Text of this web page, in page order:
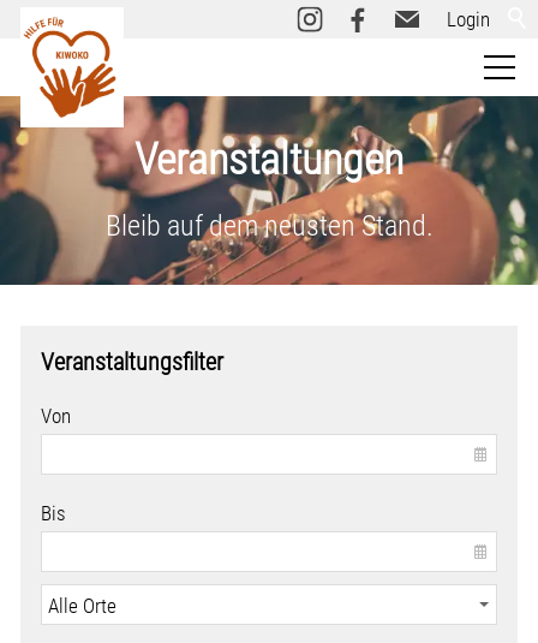
Login
Kiwoko
Über uns
Aktiv werden
Spenden
Veranstaltungen
Bleib auf dem neusten Stand.
Veranstaltungsfilter
Von
Bis